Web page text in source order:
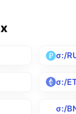
σ:/
σ:/
σ:/